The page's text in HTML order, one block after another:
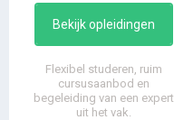
Bekijk opleidingen
Flexibel studeren, ruim
cursusaanbod en
begeleiding van een expert
uit het vak.